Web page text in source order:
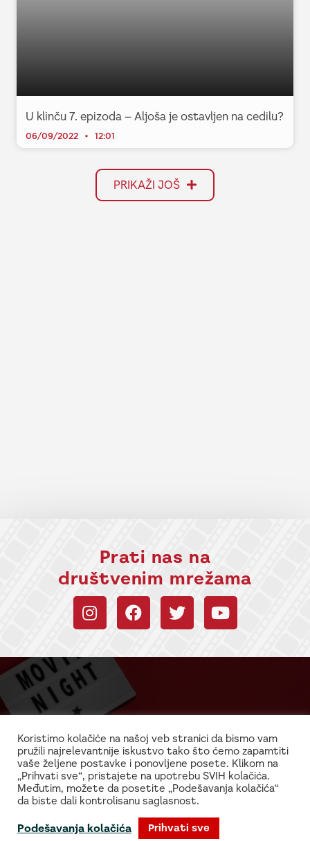
U klinču 7. epizoda – Aljoša je ostavljen na cedilu?
06/09/2022 12:01
PRIKAŽI JOŠ
Prati nas na
društvenim mrežama
informacijama!
Najnovije vesti iz sveta filma i glume
Koristimo kolačiće na našoj veb stranici da bismo vam
pružili najrelevantnije iskustvo tako što ćemo zapamtiti
vaše željene postavke i ponovljene posete. Klikom na
„Prihvati sve“, pristajete na upotrebu SVIH kolačića.
Međutim, možete da posetite „Podešavanja kolačića“
da biste dali kontrolisanu saglasnost.
Podešavanja kolačića Prihvati sve